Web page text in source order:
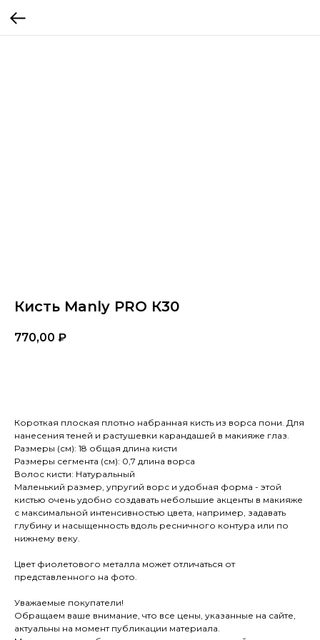
Кисть Manly PRO К30
770,00 ₽
Короткая плоская плотно набранная кисть из ворса пони. Для
нанесения теней и растушевки карандашей в макияже глаз.
Размеры (см): 18 общая длина кисти
Размеры сегмента (см): 0,7 длина ворса
Волос кисти: Натуральный
Маленький размер, упругий ворс и удобная форма - этой
кистью очень удобно создавать небольшие акценты в макияже
с максимальной интенсивностью цвета, например, задавать
глубину и насыщенность вдоль ресничного контура или по
нижнему веку.
Цвет фиолетового металла может отличаться от
представленного на фото.
Уважаемые покупатели!
Обращаем ваше внимание, что все цены, указанные на сайте,
актуальны на момент публикации материала.